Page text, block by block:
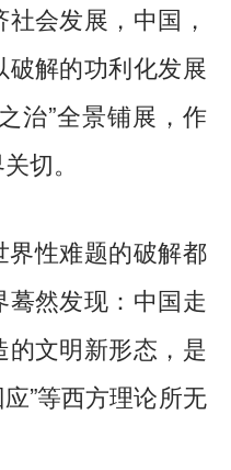
会发展，中国，
解的功利化发展
治”全景铺展，作
切。
性难题的破解都
然发现：中国走
文明新形态，是
”等西方理论所无